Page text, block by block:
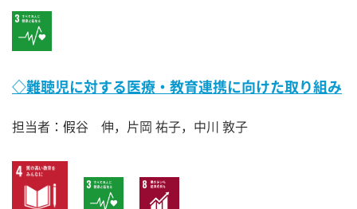
◇難聴児に対する医療・教育連携に向けた取り組み
担当者：假谷 伸，片岡 祐子，中川 敦子